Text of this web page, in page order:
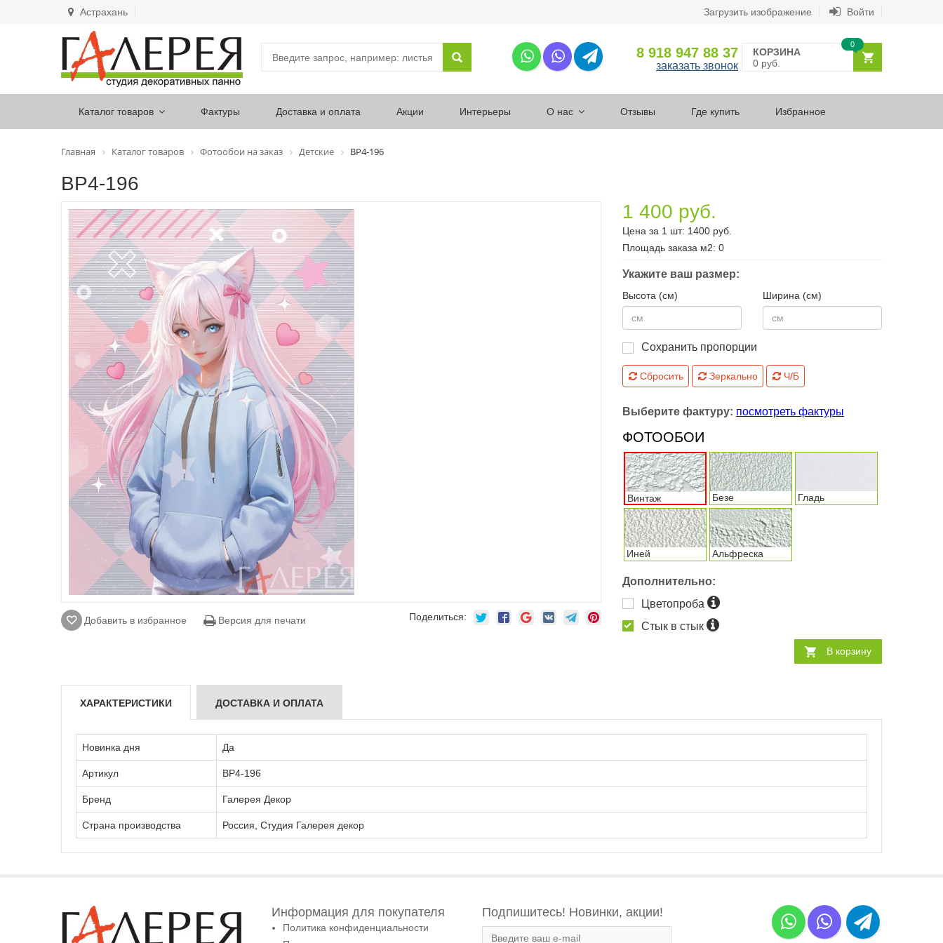
Астрахань Загрузить изображение Войти
8 918 947 88 37
заказать звонок
КОРЗИНА
0 руб.
0
Каталог товаров Фактуры Доставка и оплата Акции Интерьеры О нас Отзывы Где купить Избранное
Главная Каталог товаров Фотообои на заказ Детские ВР4-196
ВР4-196
Добавить в избранное Версия для печати Поделиться:
1 400 руб.
Цена за 1 шт: 1400 руб.
Площадь заказа м2: 0
Укажите ваш размер:
Высота (см) Ширина (см)
Сохранить пропорции
Сбросить Зеркально Ч/Б
Выберите фактуру: посмотреть фактуры
ФОТООБОИ
Винтаж Безе Гладь
Иней Альфреска
Дополнительно:
Цветопроба
Стык в стык
В корзину
ХАРАКТЕРИСТИКИ ДОСТАВКА И ОПЛАТА
Новинка дня Да
Артикул ВР4-196
Бренд Галерея Декор
Страна производства Россия, Студия Галерея декор
Информация для покупателя
Политика конфиденциальности
Подпишитесь! Новинки, акции!